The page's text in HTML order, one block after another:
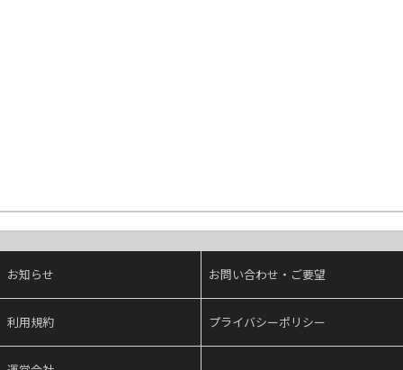
お知らせ お問い合わせ・ご要望
利用規約 プライバシーポリシー